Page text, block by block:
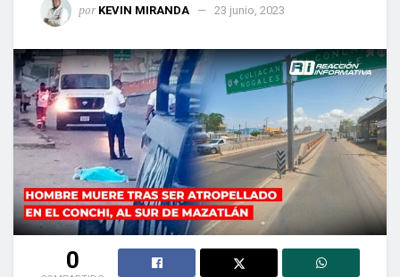
por KEVIN MIRANDA 23 junio, 2023
0